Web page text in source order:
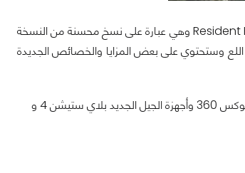
نشرت شركة كابكوم Campcom منذ ساعات مجموعة من الصور الجديدة للعبة الرعب Resident Evil Remake HD وهي عبارة على نسخ محسنة من النسخة
اسلوب اللع وستحتوي على بعض المزايا والخصائص الجديدة
وفقط للتذكير فإنَّ لعبة Resident Evil Remake HD قادمة لأجهزة الجيل السابق بلاي ستيشن 3 و اكس بوكس 360 وأجهزة الجيل الجديد بلاي ستيشن 4 و